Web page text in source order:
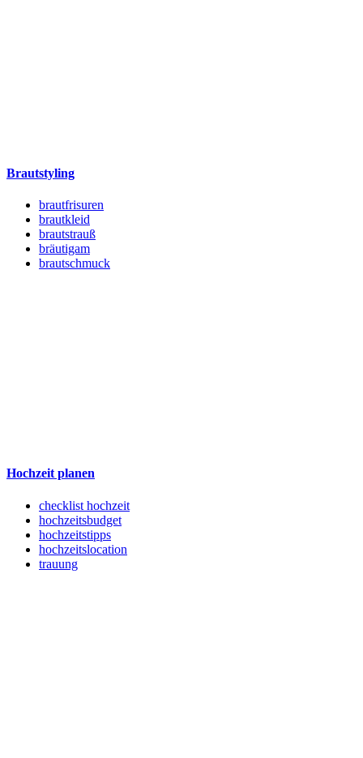
Brautstyling
brautfrisuren
brautkleid
brautstrauß
bräutigam
brautschmuck
Hochzeit planen
checklist hochzeit
hochzeitsbudget
hochzeitstipps
hochzeitslocation
trauung